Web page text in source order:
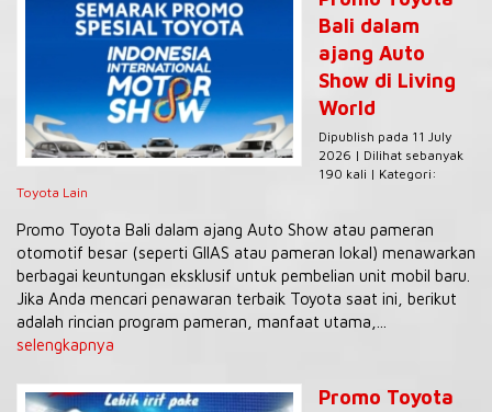
Bali dalam
ajang Auto
Show di Living
World
Dipublish pada 11 July
2026 | Dilihat sebanyak
190 kali | Kategori:
Toyota Lain
Promo Toyota Bali dalam ajang Auto Show atau pameran
otomotif besar (seperti GIIAS atau pameran lokal) menawarkan
berbagai keuntungan eksklusif untuk pembelian unit mobil baru.
Jika Anda mencari penawaran terbaik Toyota saat ini, berikut
adalah rincian program pameran, manfaat utama,...
selengkapnya
Promo Toyota